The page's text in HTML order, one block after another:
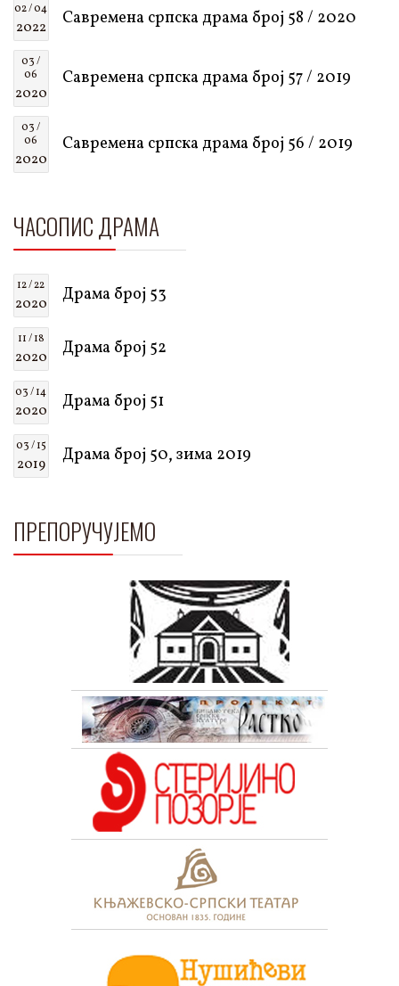
02 / 04
2022 Савремена српска драма број 58 / 2020
03 /
06
2020
Савремена српска драма број 57 / 2019
03 /
06
2020
Савремена српска драма број 56 / 2019
ЧАСОПИС ДРАМА
12 / 22
2020 Драма број 53
11 / 18
2020 Драма број 52
03 / 14
2020 Драма број 51
03 / 15
2019 Драма број 50, зима 2019
ПРЕПОРУЧУЈЕМО